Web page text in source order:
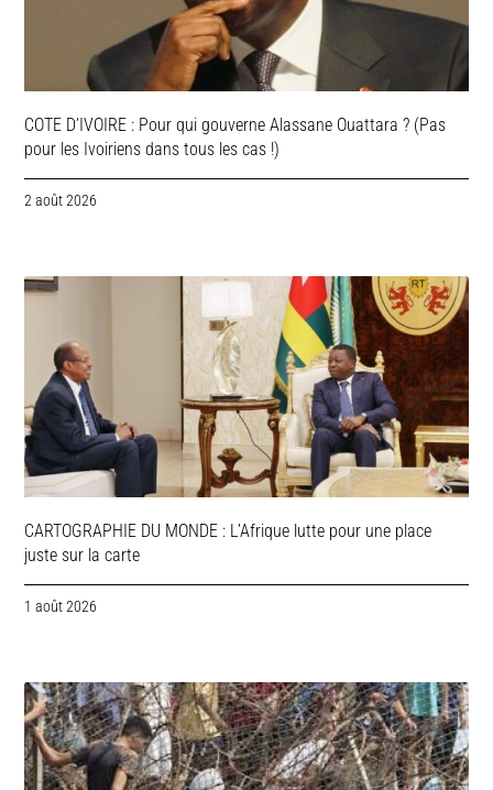
COTE D’IVOIRE : Pour qui gouverne Alassane Ouattara ? (Pas
pour les Ivoiriens dans tous les cas !)
2 août 2026
CARTOGRAPHIE DU MONDE : L’Afrique lutte pour une place
juste sur la carte
1 août 2026